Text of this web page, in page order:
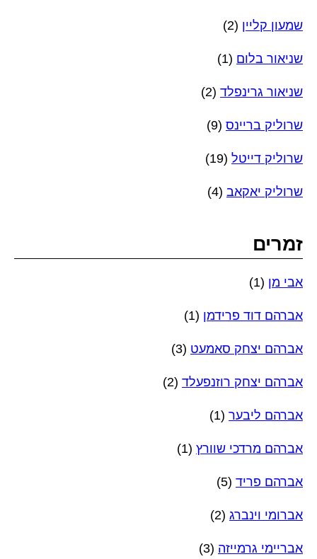
שמעון קליין (2)
שניאור בלום (1)
שניאור גרינפלד (2)
שרוליק בריינס (9)
שרוליק דייטל (19)
שרוליק יאקאב (4)
זמרים
אבי מן (1)
אברהם דוד פרידמן (1)
אברהם יצחק סאמעט (3)
אברהם יצחק רוזנפעלד (2)
אברהם ליבער (1)
אברהם מרדכי שוורץ (1)
אברהם פריד (5)
אברומי וינברג (2)
אבריימי גרמייזה (3)